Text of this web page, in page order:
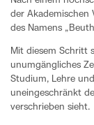
der Akademischen
des Namens
Mit diesem Schritt
unumgängliches
Studium, Lehre
uneingeschränkt
verschrieben sieht.